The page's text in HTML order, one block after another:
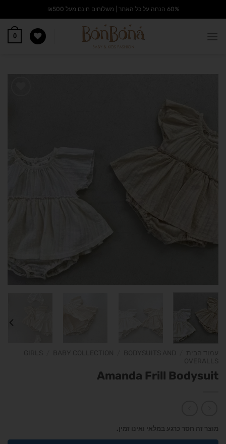
60% הנחה על כל האתר | משלוחים חינם מעל ₪500
0
Amanda Frill Bodysuit
מוצר זה חסר כרגע במלאי ואינו זמין.